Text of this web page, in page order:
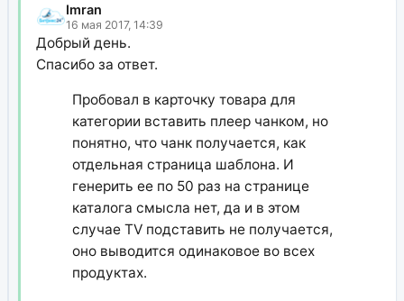
Imran
16 мая 2017, 14:39
Добрый день.
Спасибо за ответ.
Пробовал в карточку товара для
категории вставить плеер чанком, но
понятно, что чанк получается, как
отдельная страница шаблона. И
генерить ее по 50 раз на странице
каталога смысла нет, да и в этом
случае TV подставить не получается,
оно выводится одинаковое во всех
продуктах.